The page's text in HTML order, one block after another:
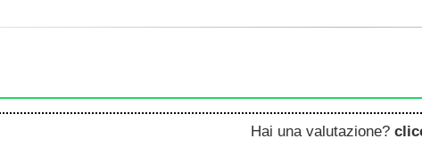
Hai una valutazione?